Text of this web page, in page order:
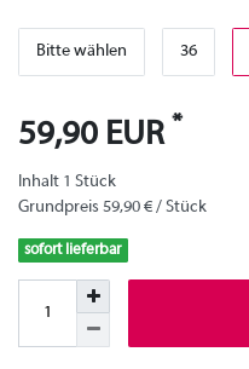
Bitte wählen 36
59,90 EUR *
Inhalt 1 Stück
Grundpreis 59,90 € / Stück
sofort lieferbar